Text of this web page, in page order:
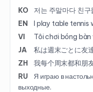
KO
저는 주말마다 친
EN
I play table tennis
VI
Tôi chơi bóng
JA
私は週末ごとに友
ZH
我每个周末都和朋
RU
Я играю в
выходные.